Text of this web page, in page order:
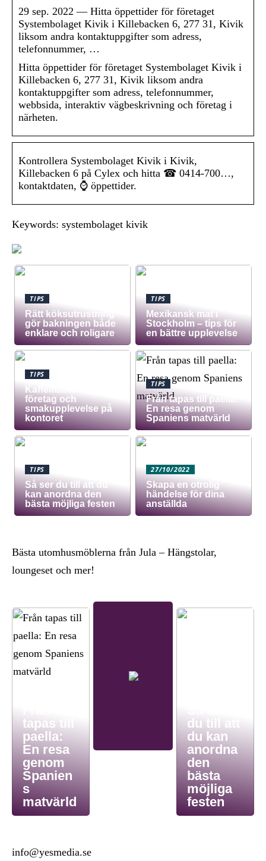
29 sep. 2022 — Hitta öppettider för företaget
Systembolaget Kivik i Killebacken 6, 277 31, Kivik
liksom andra kontaktuppgifter som adress,
telefonnummer, …
Hitta öppettider för företaget Systembolaget Kivik i
Killebacken 6, 277 31, Kivik liksom andra
kontaktuppgifter som adress, telefonnummer,
webbsida, interaktiv vägbeskrivning och företag i
närheten.
Kontrollera Systembolaget Kivik i Kivik,
Killebacken 6 på Cylex och hitta ☎ 0414-700…,
kontaktdaten, ⌚ öppettider.
Keywords: systembolaget kivik
TIPS
Rätt köksutrustning
gör bakningen både
enklare och roligare
TIPS
Mexikansk mat i
Stockholm – tips för
en bättre upplevelse
TIPS
Kaffemaskin för
företag och
smakupplevelse på
kontoret
TIPS
Från tapas till paella:
En resa genom
Spaniens matvärld
TIPS
Så ser du till att du
kan anordna den
bästa möjliga festen
27/10/2022
Skapa en otrolig
händelse för dina
anställda
Bästa utomhusmöblerna från Jula – Hängstolar,
loungeset och mer!
tapas till
paella:
En resa
genom
Spanien
s
matvärld
du till att
du kan
anordna
den
bästa
möjliga
festen
info@yesmedia.se